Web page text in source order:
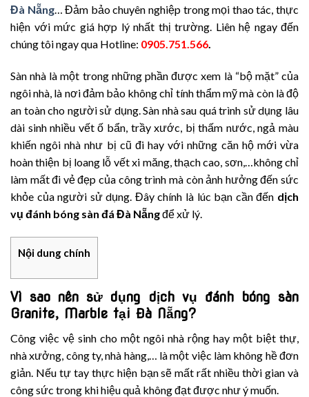
Đà Nẵng… Đảm bảo chuyên nghiệp trong mọi thao tác, thực
hiện với mức giá hợp lý nhất thị trường. Liên hệ ngay đến
chúng tôi ngay qua Hotline: 0905.751.566.
Sàn nhà là một trong những phần được xem là “bộ mặt” của
ngôi nhà, là nơi đảm bảo không chỉ tính thẩm mỹ mà còn là độ
an toàn cho người sử dụng. Sàn nhà sau quá trình sử dụng lâu
dài sinh nhiều vết ố bẩn, trầy xước, bị thấm nước, ngả màu
khiến ngôi nhà như bị cũ đi hay với những căn hộ mới vừa
hoàn thiện bị loang lỗ vết xi măng, thạch cao, sơn,…không chỉ
làm mất đi vẻ đẹp của công trình mà còn ảnh hưởng đến sức
khỏe của người sử dụng. Đây chính là lúc bạn cần đến dịch
vụ đánh bóng sàn đá Đà Nẵngđể xử lý.
Nội dung chính
Vì sao nên sử dụng dịch vụ đánh bóng sàn
Granite, Marble tại Đà Nẵng?
Công việc vệ sinh cho một ngôi nhà rộng hay một biệt thự,
nhà xưởng, công ty, nhà hàng,… là một việc làm không hề đơn
giản. Nếu tự tay thực hiện bạn sẽ mất rất nhiều thời gian và
công sức trong khi hiệu quả không đạt được như ý muốn.